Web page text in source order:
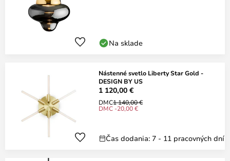
Na sklade
Nástenné svetlo Liberty Star Gold -
DESIGN BY US
1 120,00 €
DMC1 140,00 €
DMC -20,00 €
Čas dodania: 7 - 11 pracovných dní